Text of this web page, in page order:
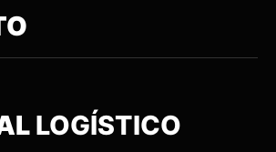
LOGÍSTICO